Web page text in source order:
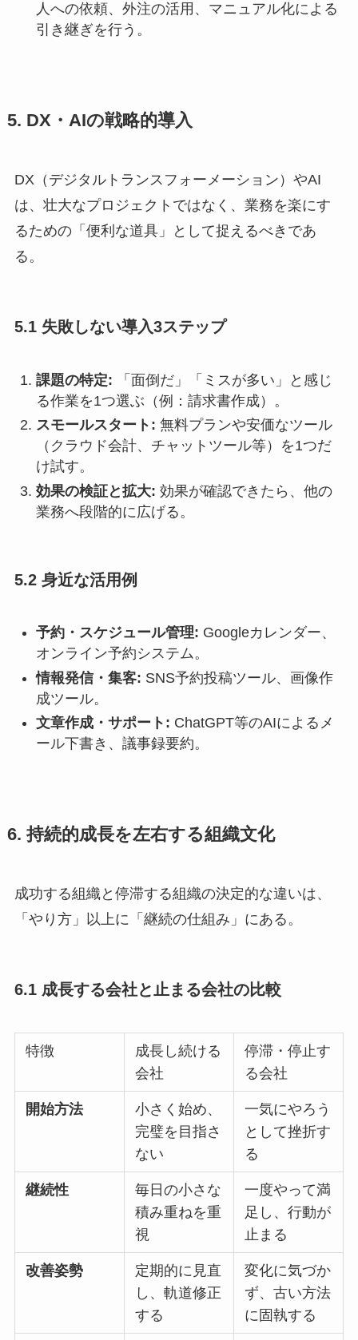
人への依頼、外注の活用、マニュアル化による
引き継ぎを行う。
5. DX・AIの戦略的導入
DX（デジタルトランスフォーメーション）やAI
は、壮大なプロジェクトではなく、業務を楽にす
るための「便利な道具」として捉えるべきであ
る。
5.1 失敗しない導入3ステップ
課題の特定: 「面倒だ」「ミスが多い」と感じ
る作業を1つ選ぶ（例：請求書作成）。
スモールスタート: 無料プランや安価なツール
（クラウド会計、チャットツール等）を1つだ
け試す。
効果の検証と拡大: 効果が確認できたら、他の
業務へ段階的に広げる。
5.2 身近な活用例
予約・スケジュール管理: Googleカレンダー、
オンライン予約システム。
情報発信・集客: SNS予約投稿ツール、画像作
成ツール。
文章作成・サポート: ChatGPT等のAIによるメ
ール下書き、議事録要約。
6. 持続的成長を左右する組織文化
成功する組織と停滞する組織の決定的な違いは、
「やり方」以上に「継続の仕組み」にある。
6.1 成長する会社と止まる会社の比較
特徴
成長し続ける
会社
停滞・停止す
る会社
開始方法
小さく始め、
完璧を目指さ
ない
一気にやろう
として挫折す
る
継続性
毎日の小さな
積み重ねを重
視
一度やって満
足し、行動が
止まる
改善姿勢
定期的に見直
し、軌道修正
する
変化に気づか
ず、古い方法
に固執する